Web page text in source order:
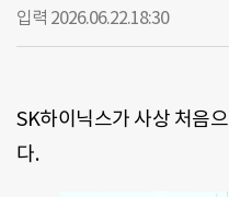
입력 2026.06.22.18:30
SK하이닉스가 사상 처음
다.